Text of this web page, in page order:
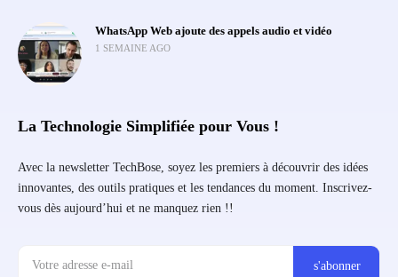
WhatsApp Web ajoute des appels audio et vidéo
1 SEMAINE AGO
La Technologie Simplifiée pour Vous !
Avec la newsletter TechBose, soyez les premiers à découvrir des idées
innovantes, des outils pratiques et les tendances du moment. Inscrivez-
vous dès aujourd’hui et ne manquez rien !!